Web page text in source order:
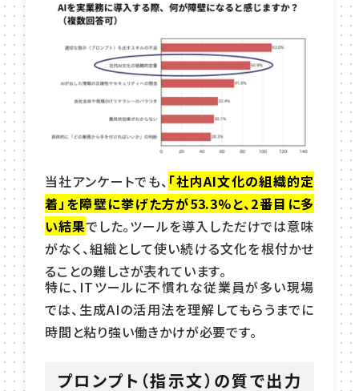
当社アンケートでも、 「社内AI文化の組織的定
着」を障壁に挙げた方が53.3%と、2番目に多
い結果でした。ツールを導入しただけでは意味
がなく、組織として使い続ける文化を根付かせ
ることの難しさが表れています。
特に、ITツールに不慣れな従業員が多い現場
では、生成AIの活用法を理解してもらうまでに
時間と粘り強い働きかけが必要です。
プロンプト（指示文）の質で出力